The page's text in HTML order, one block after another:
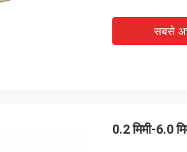
सबसे
0.2 मिमी-6.0